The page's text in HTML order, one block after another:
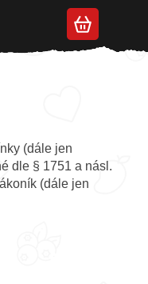
(dále jen
dle § 1751 a násl.
(dále jen